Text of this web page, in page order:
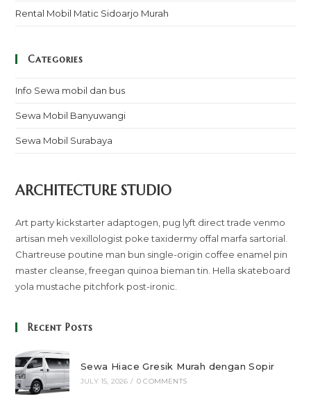
Rental Mobil Matic Sidoarjo Murah
Categories
Info Sewa mobil dan bus
Sewa Mobil Banyuwangi
Sewa Mobil Surabaya
ARCHITECTURE STUDIO
Art party kickstarter adaptogen, pug lyft direct trade venmo
artisan meh vexillologist poke taxidermy offal marfa sartorial.
Chartreuse poutine man bun single-origin coffee enamel pin
master cleanse, freegan quinoa bieman tin. Hella skateboard
yola mustache pitchfork post-ironic.
Recent Posts
Sewa Hiace Gresik Murah dengan Sopir
JULY 15, 2026 / 0 COMMENTS